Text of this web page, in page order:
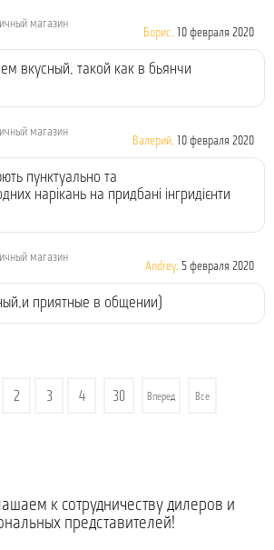
магазин
Борис, 10 февраля 2020
вкусный, такой как в бьянчи
магазин
Валерий, 10 февраля 2020
пунктуально та
нарікань на придбані інгридієнти
магазин
Andrey, 5 февраля 2020
приятные в общении)
2 3 4 30 Вперед Все
к сотрудничеству дилеров и
представителей!